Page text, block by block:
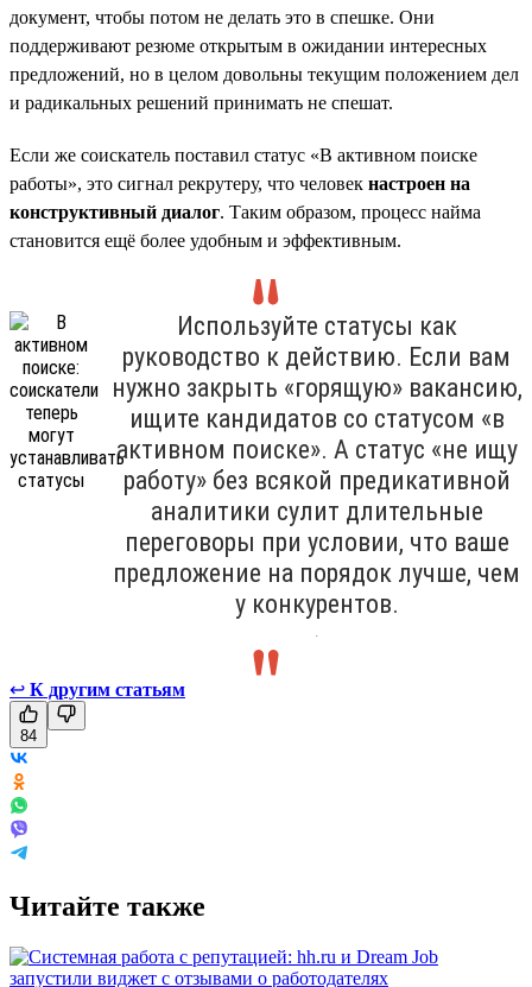
документ, чтобы потом не делать это в спешке. Они
поддерживают резюме открытым в ожидании интересных
предложений, но в целом довольны текущим положением дел
и радикальных решений принимать не спешат.
Если же соискатель поставил статус «В активном поиске
работы», это сигнал рекрутеру, что человек настроен на
конструктивный диалог. Таким образом, процесс найма
становится ещё более удобным и эффективным.
Используйте статусы как
руководство к действию. Если вам
нужно закрыть «горящую» вакансию,
ищите кандидатов со статусом «в
активном поиске». А статус «не ищу
работу» без всякой предикативной
аналитики сулит длительные
переговоры при условии, что ваше
предложение на порядок лучше, чем
у конкурентов.
.
↩ К другим статьям
84
Читайте также